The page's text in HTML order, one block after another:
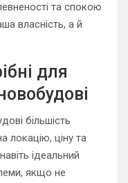
та спокою
власність, а й
для
більшість
локацію, ціну та
ідеальний
якщо не